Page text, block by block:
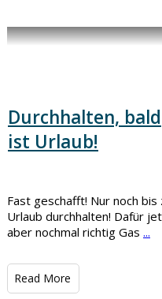
Durchhalten, bald
ist Urlaub!
Fast geschafft! Nur noch bis
Urlaub durchhalten! Dafür
aber nochmal richtig Gas ...
​Read More